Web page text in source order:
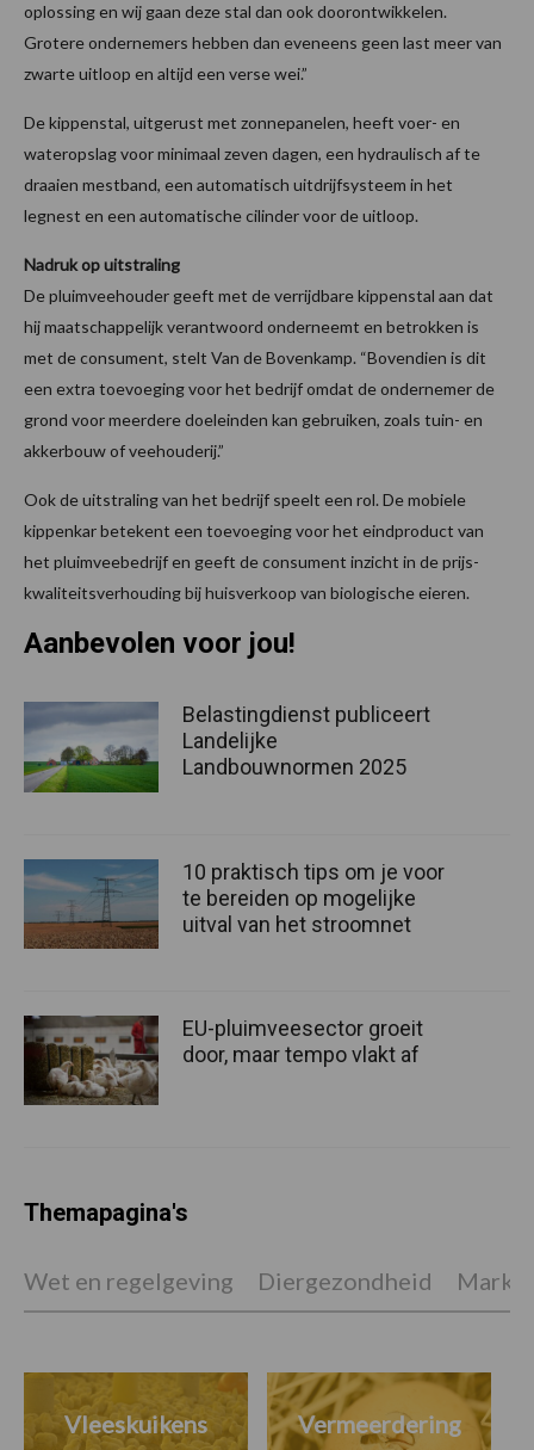
oplossing en wij gaan deze stal dan ook doorontwikkelen.
Grotere ondernemers hebben dan eveneens geen last meer van
zwarte uitloop en altijd een verse wei.”
De kippenstal, uitgerust met zonnepanelen, heeft voer- en
wateropslag voor minimaal zeven dagen, een hydraulisch af te
draaien mestband, een automatisch uitdrijfsysteem in het
legnest en een automatische cilinder voor de uitloop.
Nadruk op uitstraling
De pluimveehouder geeft met de verrijdbare kippenstal aan dat
hij maatschappelijk verantwoord onderneemt en betrokken is
met de consument, stelt Van de Bovenkamp. “Bovendien is dit
een extra toevoeging voor het bedrijf omdat de ondernemer de
grond voor meerdere doeleinden kan gebruiken, zoals tuin- en
akkerbouw of veehouderij.”
Ook de uitstraling van het bedrijf speelt een rol. De mobiele
kippenkar betekent een toevoeging voor het eindproduct van
het pluimveebedrijf en geeft de consument inzicht in de prijs-
kwaliteitsverhouding bij huisverkoop van biologische eieren.
Aanbevolen voor jou!
Belastingdienst publiceert
Landelijke
Landbouwnormen 2025
10 praktisch tips om je voor
te bereiden op mogelijke
uitval van het stroomnet
EU-pluimveesector groeit
door, maar tempo vlakt af
Themapagina's
Wet en regelgeving Diergezondheid
Vleeskuikens Vermeerdering